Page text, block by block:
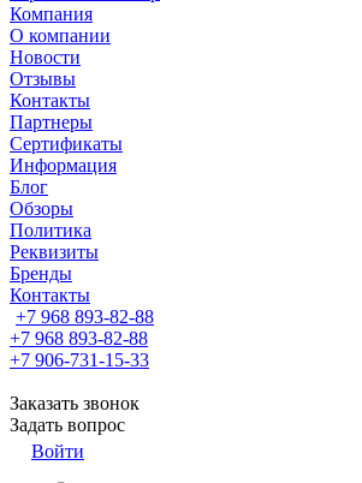
Компания
О компании
Новости
Отзывы
Контакты
Партнеры
Сертификаты
Информация
Блог
Обзоры
Политика
Реквизиты
Бренды
Контакты
+7 968 893-82-88
+7 968 893-82-88
+7 906-731-15-33
Заказать звонок
Задать вопрос
Войти